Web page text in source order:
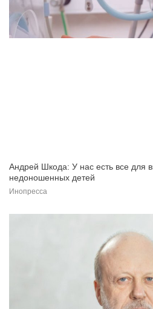
Андрей Шкода: У нас есть все для
недоношенных детей
Инопресса